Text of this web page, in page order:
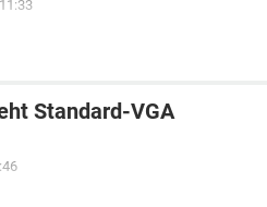
Standard-VGA